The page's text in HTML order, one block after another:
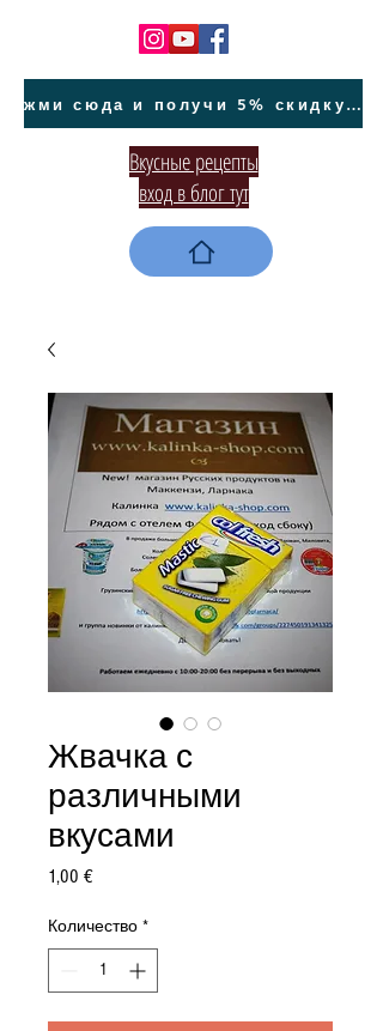
жми сюда и получи 5% скидку на покупку авто на Кипре и автообслуживание
Вкусные рецепты
вход в блог тут
Жвачка с
различными
вкусами
1,00 €Цена
Количество *